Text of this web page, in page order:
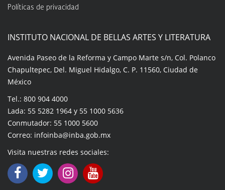
Políticas de privacidad
INSTITUTO NACIONAL DE BELLAS ARTES Y LITERATURA
Avenida Paseo de la Reforma y Campo Marte s/n, Col. Polanco
Chapultepec, Del. Miguel Hidalgo, C. P. 11560, Ciudad de
México
Tel.: 800 904 4000
Lada: 55 5282 1964 y 55 1000 5636
Conmutador: 55 1000 5600
Correo: infoinba@inba.gob.mx
Visita nuestras redes sociales: